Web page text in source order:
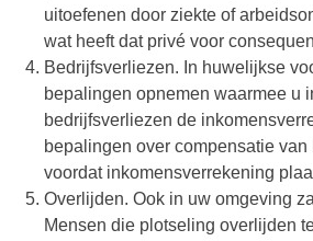
uitoefenen door ziekte of
wat heeft dat privé voor
Bedrijfsverliezen. In huwelijkse
bepalingen opnemen waarmee u
bedrijfsverliezen de
bepalingen over compensatie
voordat inkomensverrekening
Overlijden. Ook in uw omgeving
Mensen die plotseling overlijden